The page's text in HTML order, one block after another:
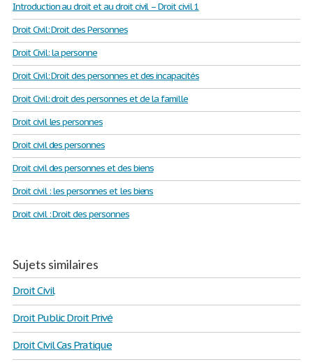
Introduction au droit et au droit civil – Droit civil 1
Droit Civil: Droit des Personnes
Droit Civil: la personne
Droit Civil: Droit des personnes et des incapacités
Droit Civil: droit des personnes et de la famille
Droit civil les personnes
Droit civil des personnes
Droit civil des personnes et des biens
Droit civil : les personnes et les biens
Droit civil : Droit des personnes
Sujets similaires
Droit Civil
Droit Public Droit Privé
Droit Civil Cas Pratique